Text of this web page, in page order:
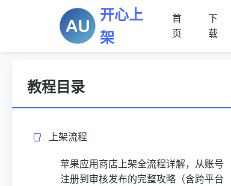
开心上
架
首
页
下
载
教程目录
上架流程
苹果应用商店上架全流程详解，从账号
注册到审核发布的完整攻略（含跨平台